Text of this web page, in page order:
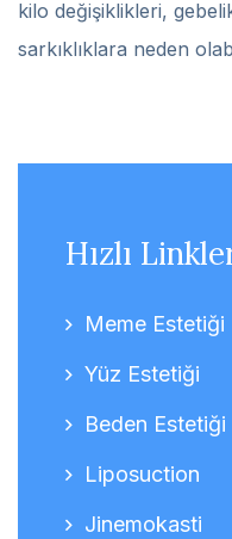
kilo değişiklikleri,
sarkıklıklara neden
Hızlı
Meme Estetiği
Yüz Estetiği
Beden Estetiği
Liposuction
Jinemokasti